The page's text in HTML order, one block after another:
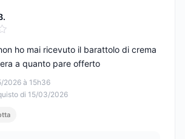
5
2026 à 15h36
di 15/03/2026
ho mai ricevuto il barattolo di crema
a quanto pare offerto